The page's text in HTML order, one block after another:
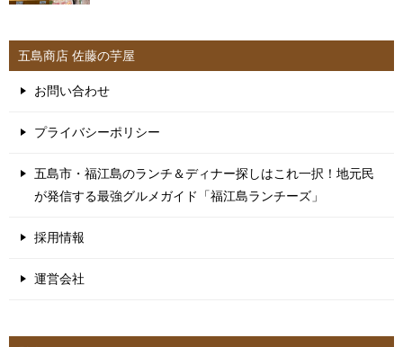
五島商店 佐藤の芋屋
お問い合わせ
プライバシーポリシー
五島市・福江島のランチ＆ディナー探しはこれ一択！地元民
が発信する最強グルメガイド「福江島ランチーズ」
採用情報
運営会社